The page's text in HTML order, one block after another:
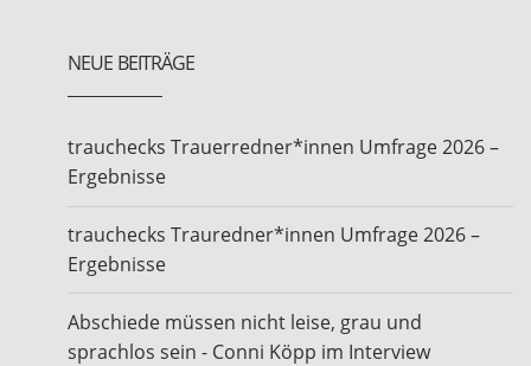
NEUE BEITRÄGE
trauchecks Trauerredner*innen Umfrage 2026 –
Ergebnisse
trauchecks Trauredner*innen Umfrage 2026 –
Ergebnisse
Abschiede müssen nicht leise, grau und
sprachlos sein - Conni Köpp im Interview